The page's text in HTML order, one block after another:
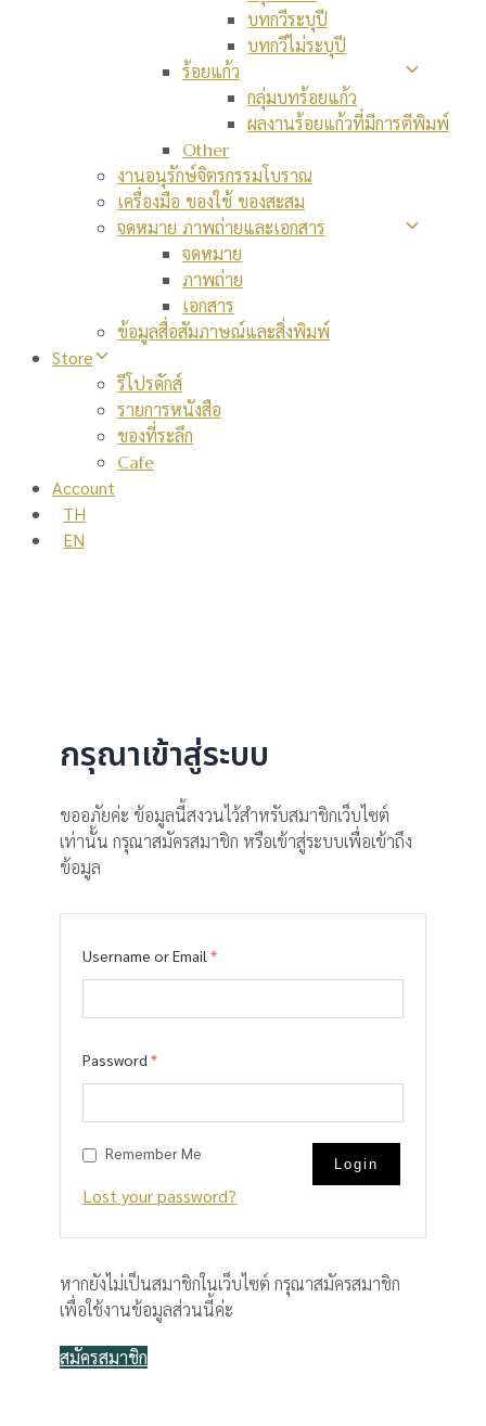
บทกวีระบุปี
บทกวีไม่ระบุปี
ร้อยแก้ว
กลุ่มบทร้อยแก้ว
ผลงานร้อยแก้วที่มีการตีพิมพ์
Other
งานอนุรักษ์จิตรกรรมโบราณ
เครื่องมือ ของใช้ ของสะสม
จดหมาย ภาพถ่ายและเอกสาร
จดหมาย
ภาพถ่าย
เอกสาร
ข้อมูลสื่อสัมภาษณ์และสิ่งพิมพ์
Store
รีโปรดักส์
รายการหนังสือ
ของที่ระลึก
Cafe
Account
TH
EN
กรุณาเข้าสู่ระบบ
ขออภัยค่ะ ข้อมูลนี้สงวนไว้สำหรับสมาชิกเว็บไซต์
เท่านั้น กรุณาสมัครสมาชิก หรือเข้าสู่ระบบเพื่อเข้าถึง
ข้อมูล
Username or Email*
Password*
Remember Me
Lost your password?
หากยังไม่เป็นสมาชิกในเว็บไซต์ กรุณาสมัครสมาชิก
เพื่อใช้งานข้อมูลส่วนนี้ค่ะ
สมัครสมาชิก